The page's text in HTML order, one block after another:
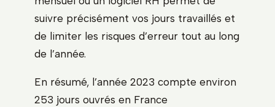
suivre précisément vos jours travaillés et
de limiter les risques d’erreur tout au long
de l’année.
En résumé, l’année 2023 compte environ
253 jours ouvrés en France